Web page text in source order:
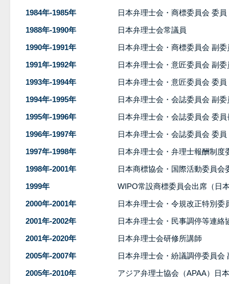
1984年-1985年
日本弁理士会・商標委員会 委員
1988年-1990年
日本弁理士会常議員
1990年-1991年
日本弁理士会・商標委員会 副委
1991年-1992年
日本弁理士会・意匠委員会 副委
1993年-1994年
日本弁理士会・意匠委員会 委員
1994年-1995年
日本弁理士会・会誌委員会 副委
1995年-1996年
日本弁理士会・会誌委員会 委員
1996年-1997年
日本弁理士会・会誌委員会 委員
1997年-1998年
日本弁理士会・弁理士報酬制度
1998年-2001年
日本商標協会・国際活動委員会
1999年
WIPO常設商標委員会出席（日
2000年-2001年
日本弁理士会・令規改正特別委
2001年-2002年
日本弁理士会・民事調停等連絡
2001年-2020年
日本弁理士会研修所講師
2005年-2007年
日本弁理士会・紛議調停委員会
2005年-2010年
アジア弁理士協会（APAA）日